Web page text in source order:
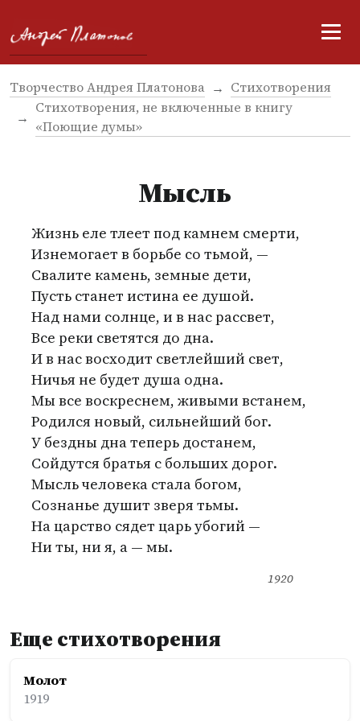
Творчество Андрея Платонова
Стихотворения
Стихотворения, не включенные в книгу
«Поющие думы»
Мысль
Жизнь еле тлеет под камнем смерти,
Изнемогает в борьбе со тьмой, —
Свалите камень, земные дети,
Пусть станет истина ее душой.
Над нами солнце, и в нас рассвет,
Все реки светятся до дна.
И в нас восходит светлейший свет,
Ничья не будет душа одна.
Мы все воскреснем, живыми встанем,
Родился новый, сильнейший бог.
У бездны дна теперь достанем,
Сойдутся братья с больших дорог.
Мысль человека стала богом,
Сознанье душит зверя тьмы.
На царство сядет царь убогий —
Ни ты, ни я, а — мы.
1920
Еще стихотворения
Молот
1919